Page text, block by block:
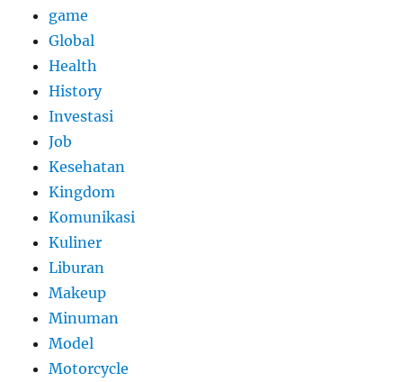
game
Global
Health
History
Investasi
Job
Kesehatan
Kingdom
Komunikasi
Kuliner
Liburan
Makeup
Minuman
Model
Motorcycle